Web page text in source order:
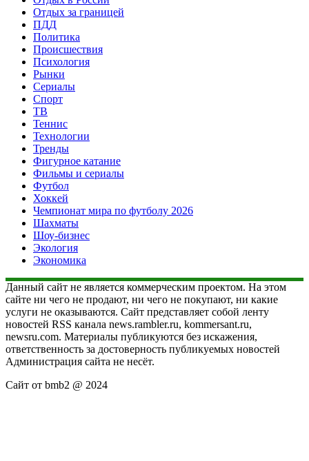
Отдых за границей
ПДД
Политика
Происшествия
Психология
Рынки
Сериалы
Спорт
ТВ
Теннис
Технологии
Тренды
Фигурное катание
Фильмы и сериалы
Футбол
Хоккей
Чемпионат мира по футболу 2026
Шахматы
Шоу-бизнес
Экология
Экономика
Данный сайт не является коммерческим проектом. На этом
сайте ни чего не продают, ни чего не покупают, ни какие
услуги не оказываются. Сайт представляет собой ленту
новостей RSS канала news.rambler.ru, kommersant.ru,
newsru.com. Материалы публикуются без искажения,
ответственность за достоверность публикуемых новостей
Администрация сайта не несёт.
Сайт от bmb2 @ 2024